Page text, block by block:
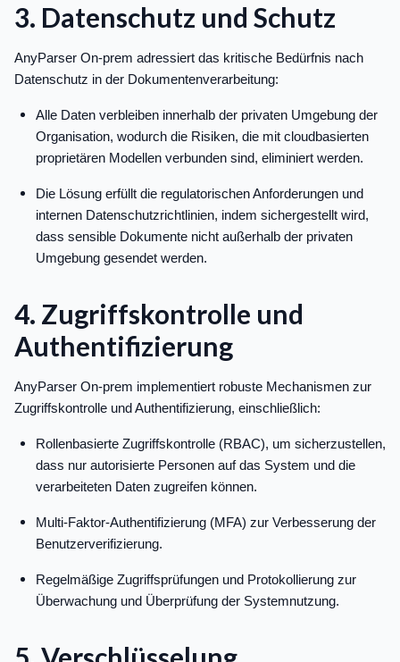
3. Datenschutz und Schutz
AnyParser On-prem adressiert das kritische Bedürfnis nach
Datenschutz in der Dokumentenverarbeitung:
Alle Daten verbleiben innerhalb der privaten Umgebung der
Organisation, wodurch die Risiken, die mit cloudbasierten
proprietären Modellen verbunden sind, eliminiert werden.
Die Lösung erfüllt die regulatorischen Anforderungen und
internen Datenschutzrichtlinien, indem sichergestellt wird,
dass sensible Dokumente nicht außerhalb der privaten
Umgebung gesendet werden.
4. Zugriffskontrolle und
Authentifizierung
AnyParser On-prem implementiert robuste Mechanismen zur
Zugriffskontrolle und Authentifizierung, einschließlich:
Rollenbasierte Zugriffskontrolle (RBAC), um sicherzustellen,
dass nur autorisierte Personen auf das System und die
verarbeiteten Daten zugreifen können.
Multi-Faktor-Authentifizierung (MFA) zur Verbesserung der
Benutzerverifizierung.
Regelmäßige Zugriffsprüfungen und Protokollierung zur
Überwachung und Überprüfung der Systemnutzung.